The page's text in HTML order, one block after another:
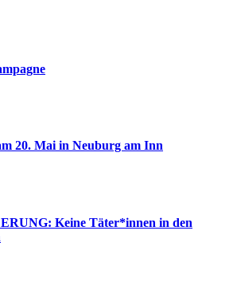
20. Mai in Neuburg am Inn
Keine Täter*innen in den